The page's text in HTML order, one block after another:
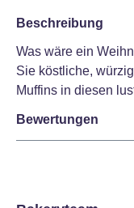
Beschreibung
Was wäre ein
Sie köstliche,
Muffins in diesen
Bewertungen